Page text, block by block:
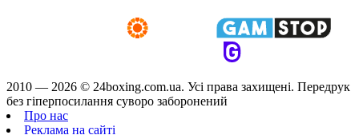
2010 — 2026 © 24boxing.com.ua. Усi права захищенi. Передрук
без гіперпосилання суворо заборонений
Про нас
Реклама на сайті